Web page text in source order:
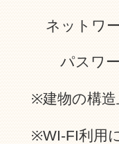
ネットワー
パスワー
※建物の構
※WI-FI利用